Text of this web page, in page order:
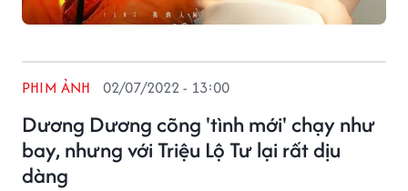
Dương Dương cõng 'tình mới' chạy như
bay, nhưng với Triệu Lộ Tư lại rất dịu
dàng
PHIM ẢNH 02/07/2022 - 13:00